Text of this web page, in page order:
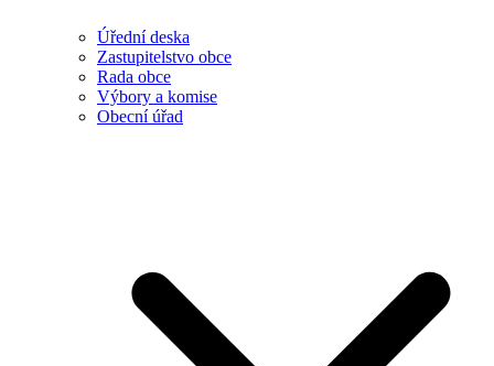
Úřední deska
Zastupitelstvo obce
Rada obce
Výbory a komise
Obecní úřad